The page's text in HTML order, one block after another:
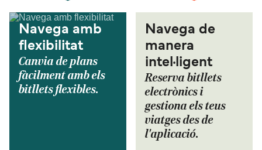
Navega amb
flexibilitat
Canvia de plans
fàcilment amb els
bitllets flexibles.
Navega de
manera
intel·ligent
Reserva bitllets
electrònics i
gestiona els teus
viatges des de
l'aplicació.